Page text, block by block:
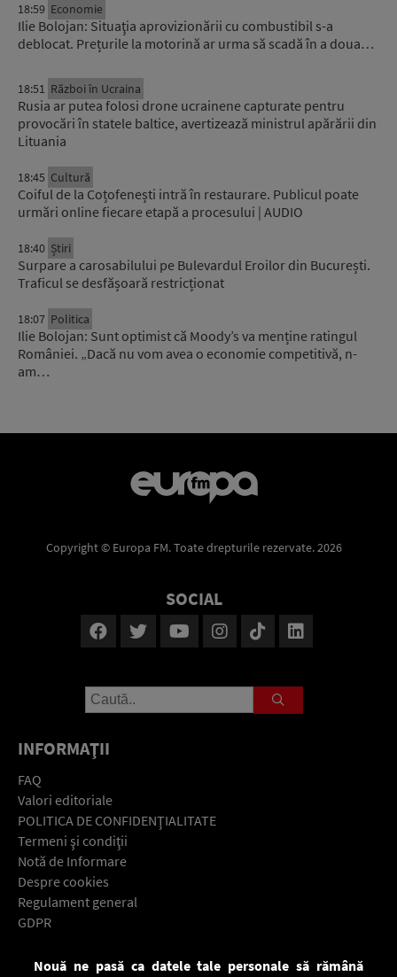
18:59 Economie
Ilie Bolojan: Situaţia aprovizionării cu combustibil s-a
deblocat. Prețurile la motorină ar urma să scadă în a doua…
18:51 Război în Ucraina
Rusia ar putea folosi drone ucrainene capturate pentru
provocări în statele baltice, avertizează ministrul apărării din
Lituania
18:45 Cultură
Coiful de la Coțofenești intră în restaurare. Publicul poate
urmări online fiecare etapă a procesului | AUDIO
18:40 Știri
Surpare a carosabilului pe Bulevardul Eroilor din București.
Traficul se desfășoară restricționat
18:07 Politica
Ilie Bolojan: Sunt optimist că Moody’s va menține ratingul
României. „Dacă nu vom avea o economie competitivă, n-
am…
Copyright © Europa FM. Toate drepturile rezervate. 2026
SOCIAL
INFORMAŢII
FAQ
Valori editoriale
POLITICA DE CONFIDENŢIALITATE
Termeni şi condiţii
Notă de Informare
Despre cookies
Regulament general
GDPR
Nouă ne pasă ca datele tale personale să rămână